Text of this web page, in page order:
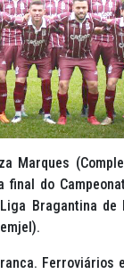
Marques
do
Bragantina de
Ferroviários